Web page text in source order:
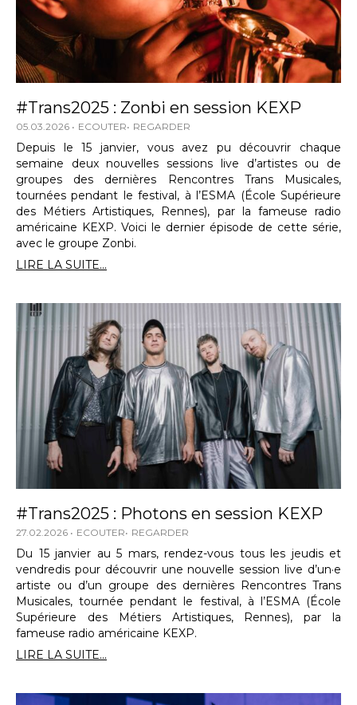
#Trans2025 : Zonbi en session KEXP
05.03.2026 ECOUTER REGARDER
Depuis le 15 janvier, vous avez pu découvrir chaque
semaine deux nouvelles sessions live d’artistes ou de
groupes des dernières Rencontres Trans Musicales,
tournées pendant le festival, à l’ESMA (École Supérieure
des Métiers Artistiques, Rennes), par la fameuse radio
américaine KEXP. Voici le dernier épisode de cette série,
avec le groupe Zonbi.
LIRE LA SUITE...
#Trans2025 : Photons en session KEXP
27.02.2026 ECOUTER REGARDER
Du 15 janvier au 5 mars, rendez-vous tous les jeudis et
vendredis pour découvrir une nouvelle session live d’un·e
artiste ou d’un groupe des dernières Rencontres Trans
Musicales, tournée pendant le festival, à l’ESMA (École
Supérieure des Métiers Artistiques, Rennes), par la
fameuse radio américaine KEXP.
LIRE LA SUITE...